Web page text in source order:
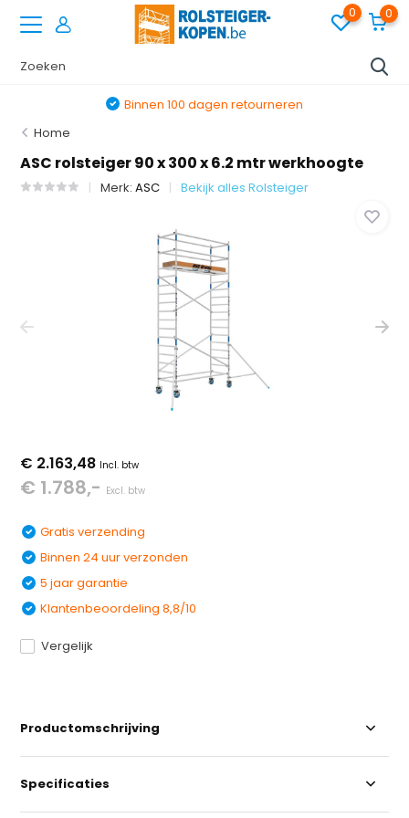
0 0
Binnen 100 dagen retourneren
Home
ASC rolsteiger 90 x 300 x 6.2 mtr werkhoogte
Merk:ASC Bekijk alles Rolsteiger
€ 2.163,48 Incl. btw
€ 1.788,- Excl. btw
Gratis verzending
Binnen 24 uur verzonden
5 jaar garantie
Klantenbeoordeling 8,8/10
Vergelijk
Productomschrijving
Specificaties